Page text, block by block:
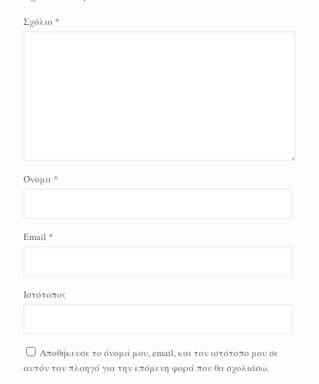
Σχόλιο *
Όνομα *
Email *
Ιστότοπος
Αποθήκευσε το όνομά μου, email, και τον ιστότοπο μου σε
αυτόν τον πλοηγό για την επόμενη φορά που θα σχολιάσω.